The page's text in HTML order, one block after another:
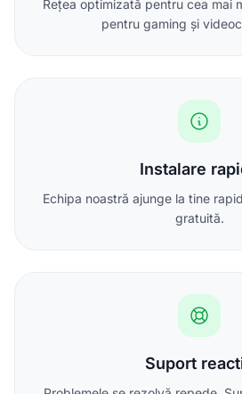
Rețea optimizată pentru cea mai
pentru gaming și
Instalare
Echipa noastră ajunge la tine
gratuită.
Suport